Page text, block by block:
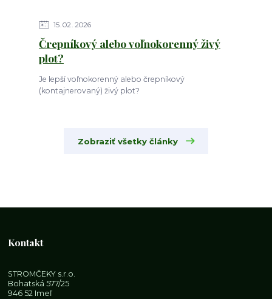
15 02 2026
Črepníkový alebo voľnokorenný živý
plot?
Je lepší voľnokorenný alebo črepníkový
(kontajnerovaný) živý plot?
Zobraziť všetky články
Kontakt
STROMČEKY s.r.o.
Bohatská 577/25
946 52 Imeľ